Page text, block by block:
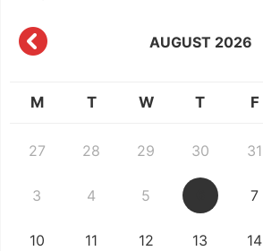
AUGUST 2026
M T W T F
27 28 29 30 31
3 4 5 7
10 11 12 13 14